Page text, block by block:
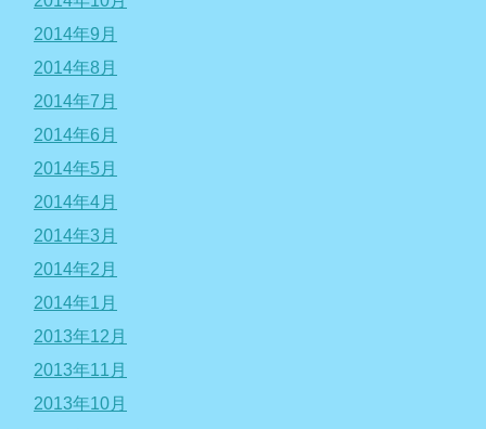
2014年9月
2014年8月
2014年7月
2014年6月
2014年5月
2014年4月
2014年3月
2014年2月
2014年1月
2013年12月
2013年11月
2013年10月